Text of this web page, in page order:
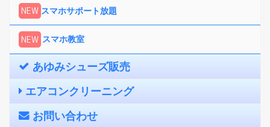
NEW スマホサポート放題
NEW スマホ教室
あゆみシューズ販売
エアコンクリーニング
お問い合わせ